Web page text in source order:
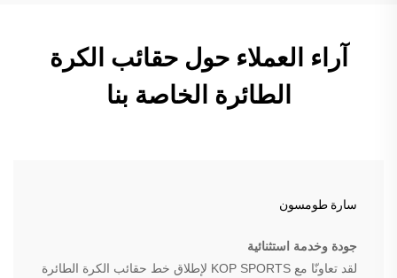
آراء العملاء حول حقائب الكرة
الطائرة الخاصة بنا
سارة طومسون
جودة وخدمة استثنائية
لقد تعاونّا مع KOP SPORTS لإطلاق خط حقائب الكرة الطائرة